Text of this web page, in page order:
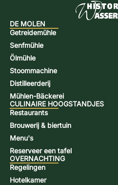
DE MOLEN
Getreidemühle
Senfmühle
Ölmühle
Stoommachine
Distilleerderij
Mühlen-Bäckerei
CULINAIRE HOOGSTANDJES
Restaurants
Brouwerij & biertuin
Menu's
Reserveer een tafel
OVERNACHTING
Regelingen
Hotelkamer